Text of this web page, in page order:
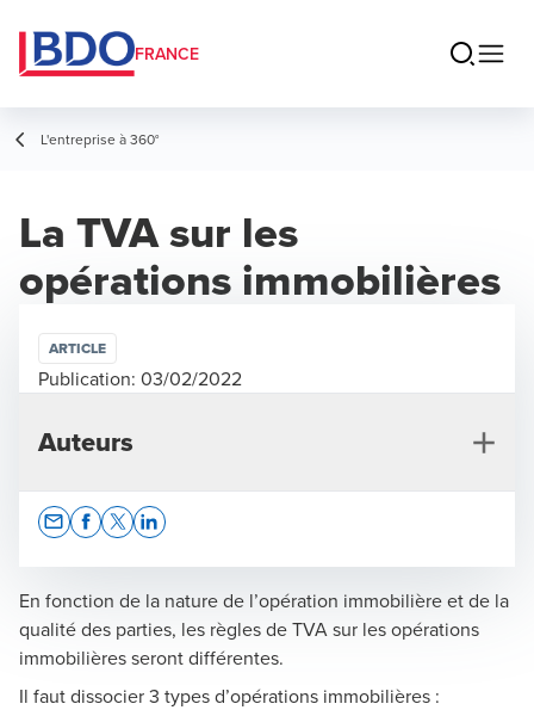
FRANCE
L'entreprise à 360°
La TVA sur les
opérations immobilières
En fonction de la nature de l’opération immobilière et de la
qualité des parties, les règles de TVA sur les opérations
immobilières seront différentes.
Il faut dissocier 3 types d’opérations immobilières :
ARTICLE
Publication: 03/02/2022
Auteurs
BDO France